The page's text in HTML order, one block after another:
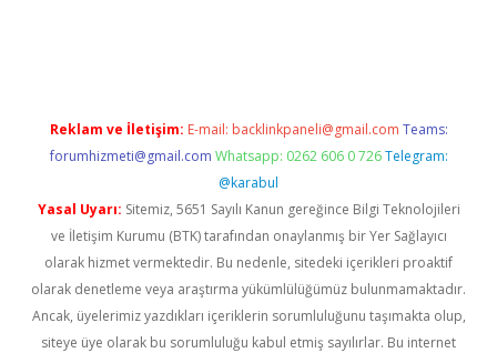
Reklam ve İletişim: E-mail: backlinkpaneli@gmail.com Teams:
forumhizmeti@gmail.com Whatsapp: 0262 606 0 726 Telegram:
@karabul
Yasal Uyarı: Sitemiz, 5651 Sayılı Kanun gereğince Bilgi Teknolojileri
ve İletişim Kurumu (BTK) tarafından onaylanmış bir Yer Sağlayıcı
olarak hizmet vermektedir. Bu nedenle, sitedeki içerikleri proaktif
olarak denetleme veya araştırma yükümlülüğümüz bulunmamaktadır.
Ancak, üyelerimiz yazdıkları içeriklerin sorumluluğunu taşımakta olup,
siteye üye olarak bu sorumluluğu kabul etmiş sayılırlar. Bu internet